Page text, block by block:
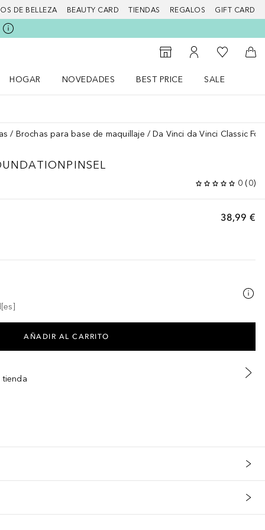
DE BELLEZA BEAUTY CARD TIENDAS REGALOS GIFT CARD
Al Storefinder
Mi cuenta
Mi lista de
A
HOGAR
NOVEDADES
BEST PRICE
SALE
Brochas para base de maquillaje Da Vinci da Vinci Classic
0 (0)
38,99 €
AÑADIR AL CARRITO
tienda